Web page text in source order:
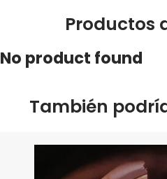
Productos
No product found
También